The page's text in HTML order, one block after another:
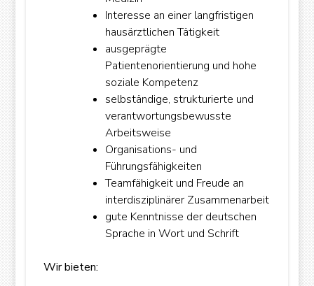
European Commission | Cookies Policy
Interesse an einer langfristigen
hausärztlichen Tätigkeit
ausgeprägte
Patientenorientierung und hohe
soziale Kompetenz
selbständige, strukturierte und
verantwortungsbewusste
Arbeitsweise
Organisations- und
Führungsfähigkeiten
Teamfähigkeit und Freude an
interdisziplinärer Zusammenarbeit
gute Kenntnisse der deutschen
Sprache in Wort und Schrift
Wir bieten: